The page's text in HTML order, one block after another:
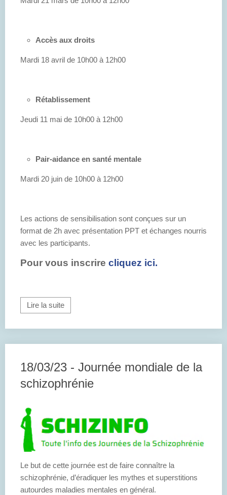
Accès aux droits
Mardi 18 avril de 10h00 à 12h00
Rétablissement
Jeudi 11 mai de 10h00 à 12h00
Pair-aidance en santé mentale
Mardi 20 juin de 10h00 à 12h00
Les actions de sensibilisation sont conçues sur un
format de 2h avec présentation PPT et échanges nourris
avec les participants.
Pour vous inscrire cliquez ici.
Lire la suite
18/03/23 - Journée mondiale de la
schizophrénie
Le but de cette journée est de faire connaître la
schizophrénie, d’éradiquer les mythes et superstitions
autourdes maladies mentales en général.